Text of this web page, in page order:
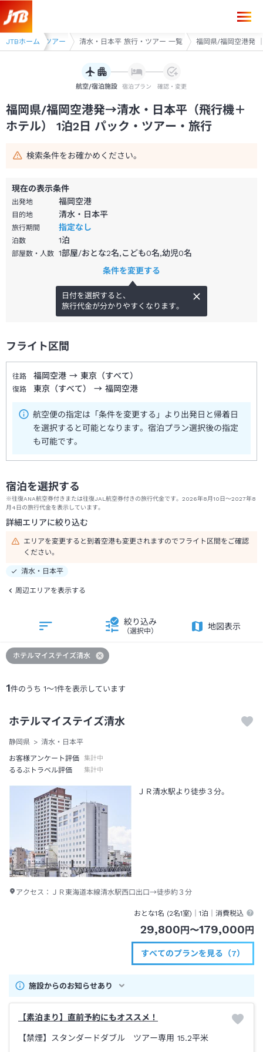
JTBホーム
藤枝 旅行・ツアー 清水・日本平 旅行・ツアー 一覧 福岡県/福岡空港発
航空/宿泊施設 宿泊プラン 確認・変更
福岡県/福岡空港発→清水・日本平（飛行機＋
ホテル） 1泊2日 パック・ツアー・旅行
検索条件をお確かめください。
現在の表示条件
出発地 福岡空港
目的地 清水・日本平
旅行期間 指定なし
泊数 1泊
部屋数・人数 1部屋/おとな2名,こども0名,幼児0名
条件を変更する
日付を選択すると、
旅行代金が分かりやすくなります。
フライト区間
往路 福岡空港 → 東京（すべて）
復路 東京（すべて） → 福岡空港
航空便の指定は「条件を変更する」より出発日と帰着日
を選択すると可能となります。宿泊プラン選択後の指定
も可能です。
宿泊を選択する
※往復ANA航空券付きまたは往復JAL航空券付きの旅行代金です。2026年8月10日～2027年8
月4日の旅行代金を表示しています。
詳細エリアに絞り込む
エリアを変更すると到着空港も変更されますのでフライト区間をご確認
ください。
清水・日本平
周辺エリアを表示する
1件のうち 1～1件を表示しています
絞り込み
（選択中）
地図表示
ホテルマイステイズ清水
ホテルマイステイズ清水
静岡県
清水・日本平
お客様アンケート評価
集計中
るるぶトラベル評価 集計中
ＪＲ清水駅より徒歩３分。
アクセス： ＪＲ東海道本線清水駅西口出口→徒歩約３分
おとな1名 (2名1室)｜1泊 ｜消費税込
29,800 円 〜179,000 円
すべてのプランを見る（7）
施設からのお知らせあり
【素泊まり】直前予約にもオススメ！
【禁煙】スタンダードダブル ツアー専用 15.2平米